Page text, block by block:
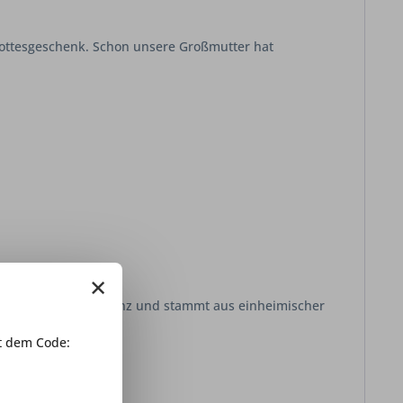
Schon unsere Großmutter hat
Konsistenz und stammt aus einheimischer
aus.
×
Code: